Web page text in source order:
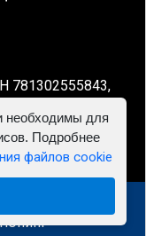
781302555843,
автомобиля -
необходимы для
Подробнее
файлов cookie